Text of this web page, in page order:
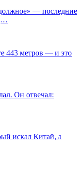
— последние
443 метров — и это
Он отвечал:
искал Китай, а